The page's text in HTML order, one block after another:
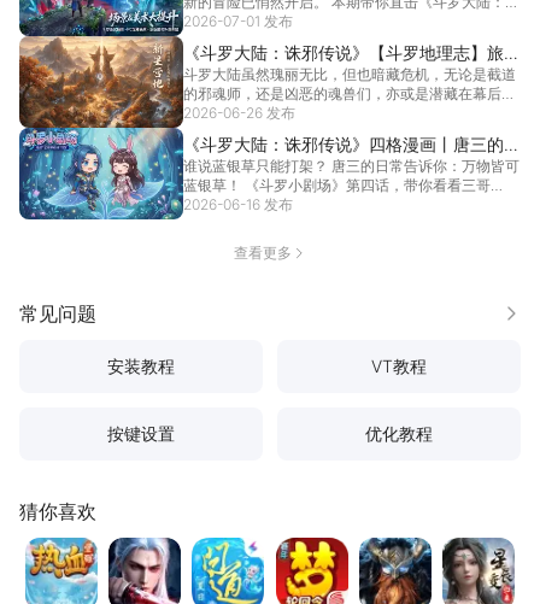
邪传... [详情]
2026-07-01 发布
《斗罗大陆：诛邪传说》【斗罗地理志】旅途
的起点——新星营地
斗罗大陆虽然瑰丽无比，但也暗藏危机，无论是截道
的邪魂师，还是凶恶的魂兽们，亦或是潜藏在幕后的
神秘组织... [详情]
2026-06-26 发布
《斗罗大陆：诛邪传说》四格漫画丨唐三的蓝
银草日常
谁说蓝银草只能打架？ 唐三的日常告诉你：万物皆可
蓝银草！ 《斗罗小剧场》第四话，带你看看三哥
的"草系... [详情]
2026-06-16 发布
查看更多
常见问题 更多
安装教程 VT教程
按键设置 优化教程
猜你喜欢
热血江湖：觉醒
逆袭的仙王问道 梦幻西游 地牢猎手6星辰